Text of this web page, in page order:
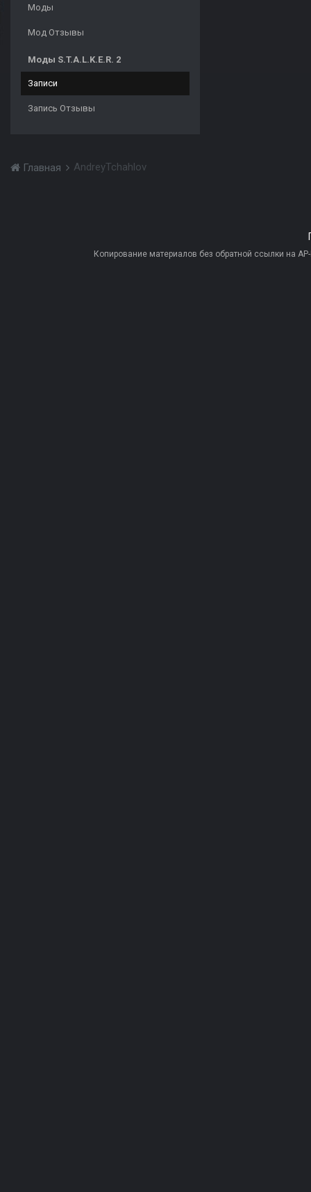
Моды
Мод Отзывы
Моды S.T.A.L.K.E.R. 2
Записи
Запись Отзывы
Главная AndreyTchahlov
Копирование материалов без обратной ссылки на